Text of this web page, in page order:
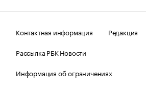
Контактная информация
Редакция
Рассылка РБК Новости
Информация об ограничениях